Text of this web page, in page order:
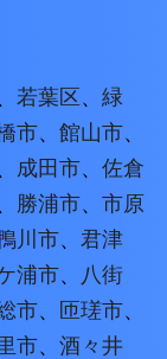
若葉区、 緑
市、 館山市、
成田市、 佐倉
勝浦市、 市原
川市、 君津
浦市、
八街
市、 匝瑳市、
市、 酒々井